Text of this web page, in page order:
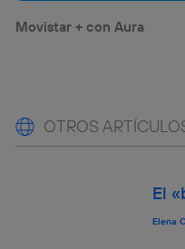
Movistar + con Aura
OTROS
El
Elena